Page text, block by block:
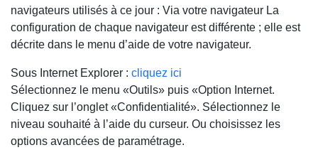
navigateurs utilisés à ce jour : Via votre navigateur La
configuration de chaque navigateur est différente ; elle est
décrite dans le menu d’aide de votre navigateur.
Sous Internet Explorer : cliquez ici
Sélectionnez le menu «Outils» puis «Option Internet.
Cliquez sur l’onglet «Confidentialité». Sélectionnez le
niveau souhaité à l’aide du curseur. Ou choisissez les
options avancées de paramétrage.